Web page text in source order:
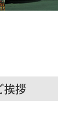
挨拶